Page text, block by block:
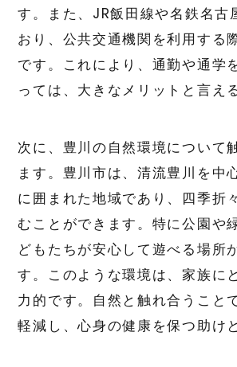
す。また、JR飯田線や名鉄名古
おり、公共交通機関を利用する
です。これにより、通勤や通学
っては、大きなメリットと言え
次に、豊川の自然環境について
ます。豊川市は、清流豊川を中
に囲まれた地域であり、四季折
むことができます。特に公園や
どもたちが安心して遊べる場所
す。このような環境は、家族に
力的です。自然と触れ合うこと
軽減し、心身の健康を保つ助け